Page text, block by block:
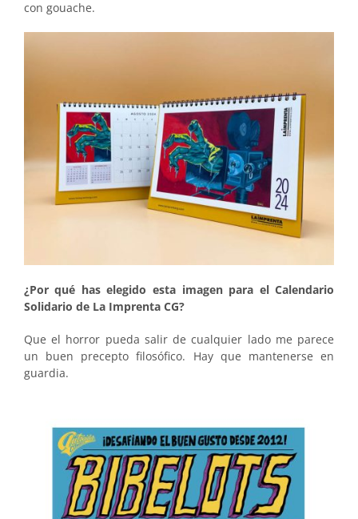
con gouache.
¿Por qué has elegido esta imagen para el Calendario
Solidario de La Imprenta CG?
Que el horror pueda salir de cualquier lado me parece
un buen precepto filosófico. Hay que mantenerse en
guardia.